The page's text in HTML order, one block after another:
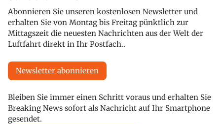
Abonnieren Sie unseren kostenlosen Newsletter und
erhalten Sie von Montag bis Freitag pünktlich zur
Mittagszeit die neuesten Nachrichten aus der Welt der
Luftfahrt direkt in Ihr Postfach..
Newsletter abonnieren
Bleiben Sie immer einen Schritt voraus und erhalten Sie
Breaking News sofort als Nachricht auf Ihr Smartphone
gesendet.